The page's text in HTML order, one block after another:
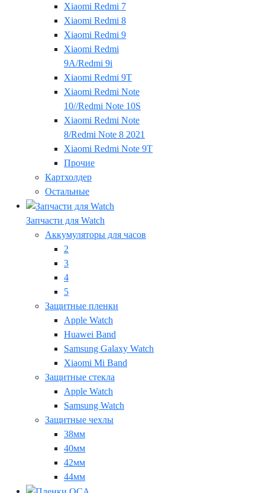
Xiaomi Redmi 7
Xiaomi Redmi 8
Xiaomi Redmi 9
Xiaomi Redmi
9A/Redmi 9i
Xiaomi Redmi 9T
Xiaomi Redmi Note
10//Redmi Note 10S
Xiaomi Redmi Note
8/Redmi Note 8 2021
Xiaomi Redmi Note 9T
Прочие
Картхолдер
Остальные
Запчасти для Watch
Аккумуляторы для часов
2
3
4
5
Защитные пленки
Apple Watch
Huawei Band
Samsung Galaxy Watch
Xiaomi Mi Band
Защитные стекла
Apple Watch
Samsung Watch
Защитные чехлы
38мм
40мм
42мм
44мм